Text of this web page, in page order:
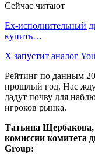
Сейчас читают
Ex-исполнительный
купить…
X запустит аналог
Рейтинг по данным
прошлый год. Нас
дадут почву для
игроков рынка.
Татьяна
комиссии комитета
Group: